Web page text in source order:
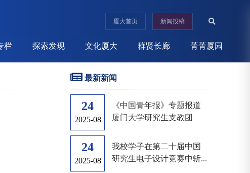
厦大首页 新闻投稿
栏 探索发现 文化厦大 群贤长廊 菁菁厦园
最新新闻
24
2025-08
《中国青年报》专题报道
厦门大学研究生支教团
24
2025-08
我校学子在第二十届中国
研究生电子设计竞赛中斩...